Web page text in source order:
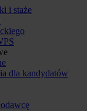
i staże
dla kandydatów